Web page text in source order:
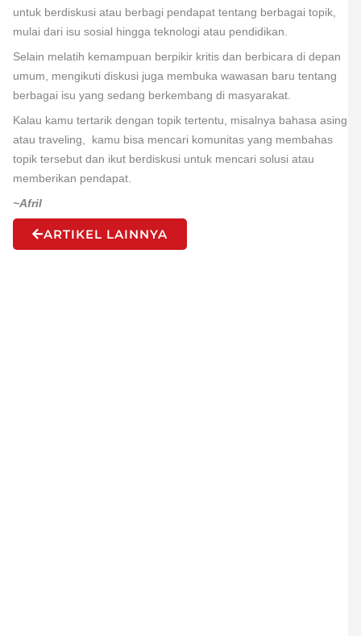
untuk berdiskusi atau berbagi pendapat tentang berbagai topik,
mulai dari isu sosial hingga teknologi atau pendidikan.
Selain melatih kemampuan berpikir kritis dan berbicara di depan
umum, mengikuti diskusi juga membuka wawasan baru tentang
berbagai isu yang sedang berkembang di masyarakat.
Kalau kamu tertarik dengan topik tertentu, misalnya bahasa asing
atau traveling, kamu bisa mencari komunitas yang membahas
topik tersebut dan ikut berdiskusi untuk mencari solusi atau
memberikan pendapat.
~Afril
ARTIKEL LAINNYA